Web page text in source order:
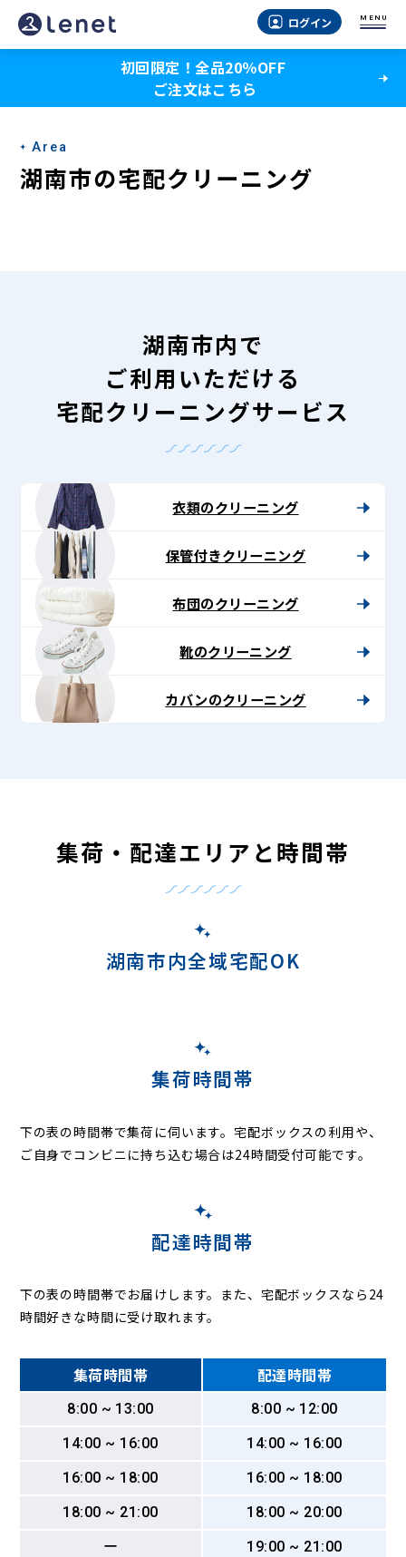
湖
南
の
宅
配
ト〉
ログイン MENU
初回限定！全品20％OFF
ご注文はこちら
Area
湖南市の宅配クリーニング
湖南市内で
ご利用いただける
宅配クリーニングサービス
衣類のクリーニング
保管付きクリーニング
布団のクリーニング
靴のクリーニング
カバンのクリーニング
集荷・配達エリアと時間帯
湖南市内全域宅配OK
集荷時間帯
下の表の時間帯で集荷に伺います。宅配ボックスの利用や、
ご自身でコンビニに持ち込む場合は24時間受付可能です。
配達時間帯
下の表の時間帯でお届けします。また、宅配ボックスなら24
時間好きな時間に受け取れます。
集荷時間帯 配達時間帯
8:00 ~ 13:00
8:00 ~ 12:00
14:00 ~ 16:00
14:00 ~ 16:00
16:00 ~ 18:00
16:00 ~ 18:00
18:00 ~ 21:00
18:00 ~ 20:00
ー
19:00 ~ 21:00